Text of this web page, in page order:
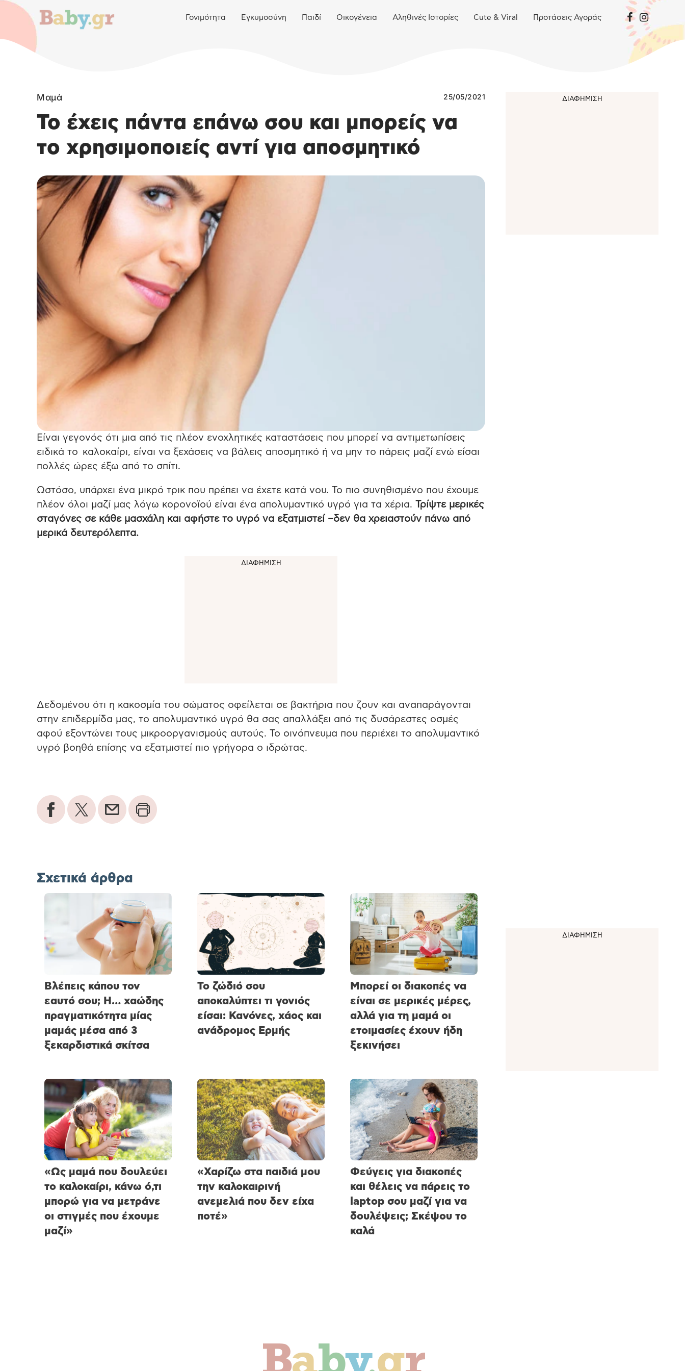
Γονιμότητα Εγκυμοσύνη Παιδί Οικογένεια Αληθινές Ιστορίες Cute & Viral Προτάσεις Αγοράς
Μαμά 25/05/2021
Το έχεις πάντα επάνω σου και μπορείς να
το χρησιμοποιείς αντί για αποσμητικό
Είναι γεγονός ότι μια από τις πλέον ενοχλητικές καταστάσεις που μπορεί να αντιμετωπίσεις
ειδικά το καλοκαίρι, είναι να ξεχάσεις να βάλεις αποσμητικό ή να μην το πάρεις μαζί ενώ είσαι
πολλές ώρες έξω από το σπίτι.
Ωστόσο, υπάρχει ένα μικρό τρικ που πρέπει να έχετε κατά νου. Το πιο συνηθισμένο που έχουμε
πλέον όλοι μαζί μας λόγω κορονοϊού είναι ένα απολυμαντικό υγρό για τα χέρια. Τρίψτε μερικές
σταγόνες σε κάθε μασχάλη και αφήστε το υγρό να εξατμιστεί –δεν θα χρειαστούν πάνω από
μερικά δευτερόλεπτα.
Δεδομένου ότι η κακοσμία του σώματος οφείλεται σε βακτήρια που ζουν και αναπαράγονται
στην επιδερμίδα μας, το απολυμαντικό υγρό θα σας απαλλάξει από τις δυσάρεστες οσμές
αφού εξοντώνει τους μικροοργανισμούς αυτούς. Το οινόπνευμα που περιέχει το απολυμαντικό
υγρό βοηθά επίσης να εξατμιστεί πιο γρήγορα ο ιδρώτας.
Σχετικά άρθρα
Βλέπεις κάπου τον
εαυτό σου; Η… χαώδης
πραγματικότητα μίας
μαμάς μέσα από 3
ξεκαρδιστικά σκίτσα
Το ζώδιό σου
αποκαλύπτει τι γονιός
είσαι: Κανόνες, χάος και
ανάδρομος Ερμής
Μπορεί οι διακοπές να
είναι σε μερικές μέρες,
αλλά για τη μαμά οι
ετοιμασίες έχουν ήδη
ξεκινήσει
«Ως μαμά που δουλεύει
το καλοκαίρι, κάνω ό,τι
μπορώ για να μετράνε
οι στιγμές που έχουμε
μαζί»
«Χαρίζω στα παιδιά μου
την καλοκαιρινή
ανεμελιά που δεν είχα
ποτέ»
Φεύγεις για διακοπές
και θέλεις να πάρεις το
laptop σου μαζί για να
δουλέψεις; Σκέψου το
καλά